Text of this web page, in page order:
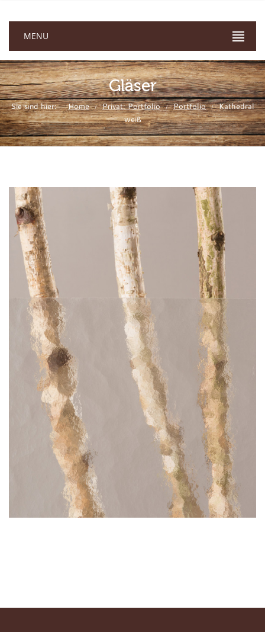
MENU
Gläser
Sie sind hier: Home / Privat: Portfolio / Portfolio /
Kathedral
weiß